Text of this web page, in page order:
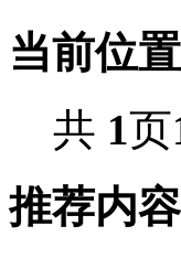
当前位
共 1页
推荐内容